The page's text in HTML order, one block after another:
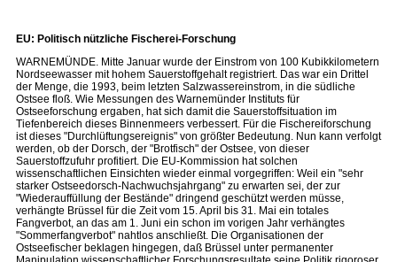
EU: Politisch nützliche Fischerei-Forschung
WARNEMÜNDE. Mitte Januar wurde der Einstrom von 100 Kubikkilometern
Nordseewasser mit hohem Sauerstoffgehalt registriert. Das war ein Drittel
der Menge, die 1993, beim letzten Salzwassereinstrom, in die südliche
Ostsee floß. Wie Messungen des Warnemünder Instituts für
Ostseeforschung ergaben, hat sich damit die Sauerstoffsituation im
Tiefenbereich dieses Binnenmeers verbessert. Für die Fischereiforschung
ist dieses "Durchlüftungsereignis" von größter Bedeutung. Nun kann verfolgt
werden, ob der Dorsch, der "Brotfisch" der Ostsee, von dieser
Sauerstoffzufuhr profitiert. Die EU-Kommission hat solchen
wissenschaftlichen Einsichten wieder einmal vorgegriffen: Weil ein "sehr
starker Ostseedorsch-Nachwuchsjahrgang" zu erwarten sei, der zur
"Wiederauffüllung der Bestände" dringend geschützt werden müsse,
verhängte Brüssel für die Zeit vom 15. April bis 31. Mai ein totales
Fangverbot, an das am 1. Juni ein schon im vorigen Jahr verhängtes
"Sommerfangverbot" nahtlos anschließt. Die Organisationen der
Ostseefischer beklagen hingegen, daß Brüssel unter permanenter